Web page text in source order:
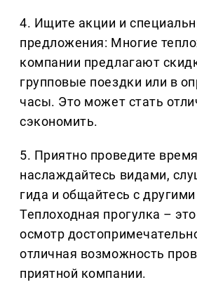
4. Ищите акции и
предложения: Многие
компании предлагают
групповые поездки или в
часы. Это может стать
сэкономить.
5. Приятно проведите
наслаждайтесь видами,
гида и общайтесь с
Теплоходная прогулка –
осмотр
отличная возможность
приятной компании.